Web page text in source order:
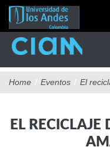
Pasar
contenido
principal
Home / Eventos / El
EL RECICLAJE